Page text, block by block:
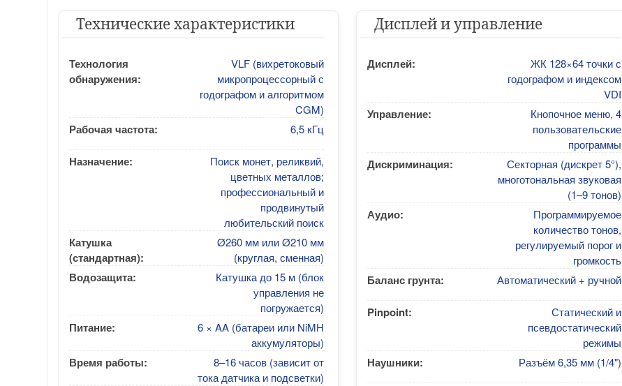
Технические характеристики
Технология
обнаружения:
VLF (вихретоковый
микропроцессорный с
годографом и алгоритмом
CGM)
Рабочая частота: 6,5 кГц
Назначение:
Поиск монет, реликвий,
цветных металлов;
профессиональный и
продвинутый
любительский поиск
Катушка
(стандартная):
Ø260 мм или Ø210 мм
(круглая, сменная)
Водозащита:
Катушка до 15 м (блок
управления не
погружается)
Питание:
6 × AA (батареи или NiMH
аккумуляторы)
Время работы:
8–16 часов (зависит от
тока датчика и подсветки)
Дисплей и управление
Дисплей:
ЖК 128×64 точки с
годографом и индексом
VDI
Управление:
Кнопочное меню, 4
пользовательские
программы
Дискриминация:
Секторная (дискрет 5°),
многотональная звуковая
(1–9 тонов)
Аудио:
Программируемое
количество тонов,
регулируемый порог и
громкость
Баланс грунта: Автоматический + ручной
Pinpoint:
Статический и
псевдостатический
режимы
Наушники: Разъём 6,35 мм (1/4")